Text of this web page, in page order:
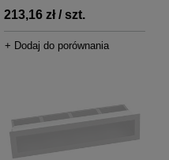
213,16 zł / szt.
+ Dodaj do porównania